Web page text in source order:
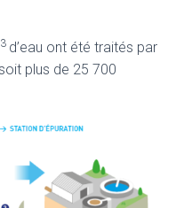
3 d’eau ont été traités par
plus de 25 700